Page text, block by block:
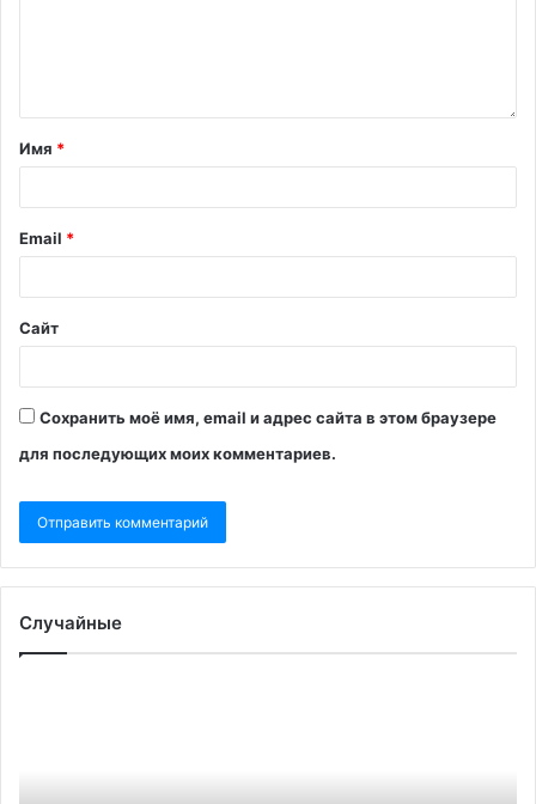
Имя *
Email *
Сайт
Сохранить моё имя, email и адрес сайта в этом браузере
для последующих моих комментариев.
Случайные